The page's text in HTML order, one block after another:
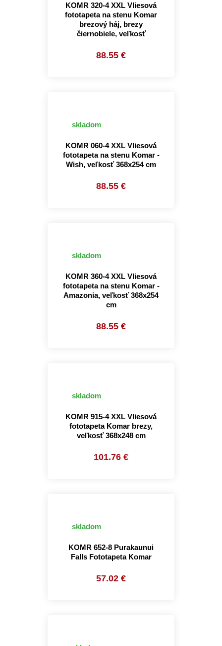
KOMR 320-4 XXL Vliesová
fototapeta na stenu Komar
brezový háj, brezy
čiernobiele, veľkosť
88.55 €
skladom
KOMR 060-4 XXL Vliesová
fototapeta na stenu Komar -
Wish, veľkosť 368x254 cm
88.55 €
skladom
KOMR 360-4 XXL Vliesová
fototapeta na stenu Komar -
Amazonia, veľkosť 368x254
cm
88.55 €
skladom
KOMR 915-4 XXL Vliesová
fototapeta Komar brezy,
veľkosť 368x248 cm
101.76 €
skladom
KOMR 652-8 Purakaunui
Falls Fototapeta Komar
57.02 €